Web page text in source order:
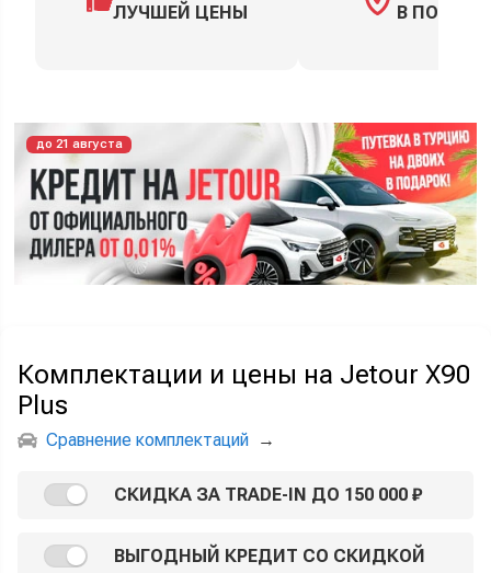
ЛУЧШЕЙ ЦЕНЫ
В
до 21 августа
Комплектации и цены на Jetour X90
Plus
Сравнение комплектаций →
СКИДКА ЗА TRADE-IN ДО 150 000 ₽
ВЫГОДНЫЙ КРЕДИТ СО СКИДКОЙ